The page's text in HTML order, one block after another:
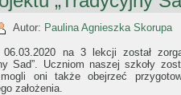
Autor: Paulina Agnieszka Skorupa
na 3 lekcji został
Sad”. Uczniom naszej szkoły
oni także obejrzeć
założenia.